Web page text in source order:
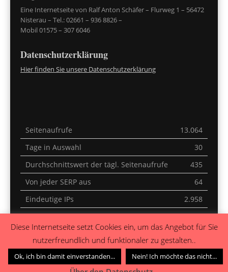
Eine Internetseite von Ralf Anton Schäfer – Flurweg 1 – 56472
Nisterau – Tel.: 02661 – 936 8826 –
Mobil 01575 – 307 6046
Datenschutzerklärung
Hier finden Sie unsere Datenschutzerklärung
Seitenaufrufe
13.064
Tage in Auswahl
30
Durchschnittswert der tägl. Seitenaufrufe
435
Von jeder SERP aus
64
Eindeutige IPs
2.958
Letzte 30 Minuten
1
Gestern
0
Diese Internetseite setzt Cookies ein, um das Angebot für Sie
nutzerfreundlich und funktionaler zu gestalten..
Ok, ich bin damit einverstanden... Nein! Ich möchte das nicht...